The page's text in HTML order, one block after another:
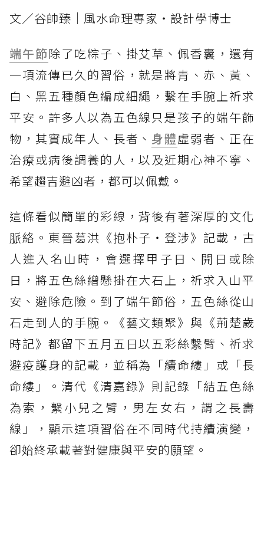
文／谷帥臻｜風水命理專家・設計學博士
端午節除了吃粽子、掛艾草、佩香囊，還有
一項流傳已久的習俗，就是將青、赤、黃、
白、黑五種顏色編成細繩，繫在手腕上祈求
平安。許多人以為五色線只是孩子的端午飾
物，其實成年人、長者、 身體虛弱者、正在
治療或病後調養的人，以及近期心神不寧、
希望趨吉避凶者，都可以佩戴。
這條看似簡單的彩線，背後有著深厚的文化
脈絡。東晉葛洪《抱朴子・登涉》記載，古
人進入名山時，會選擇甲子日、開日或除
日，將五色絲繒懸掛在大石上，祈求入山平
安、避除危險。到了端午節俗，五色絲從山
石走到人的手腕。《藝文類聚》與《荊楚歲
時記》都留下五月五日以五彩絲繫臂、祈求
避疫護身的記載，並稱為「續命縷」或「長
命縷」。清代《清嘉錄》則記錄「結五色絲
為索，繫小兒之臂，男左女右，謂之長壽
線」，顯示這項習俗在不同時代持續演變，
卻始終承載著對健康與平安的願望。